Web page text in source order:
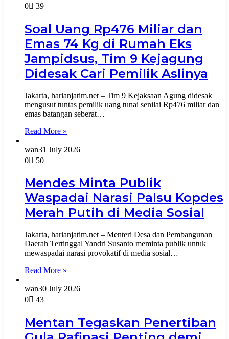
0
39
Soal Uang Rp476 Miliar dan
Emas 74 Kg di Rumah Eks
Jampidsus, Tim 9 Kejagung
Didesak Cari Pemilik Aslinya
Jakarta, harianjatim.net – Tim 9 Kejaksaan Agung didesak
mengusut tuntas pemilik uang tunai senilai Rp476 miliar dan
emas batangan seberat…
Read More »
wan31 July 2026
0
50
Mendes Minta Publik
Waspadai Narasi Palsu Kopdes
Merah Putih di Media Sosial
Jakarta, harianjatim.net – Menteri Desa dan Pembangunan
Daerah Tertinggal Yandri Susanto meminta publik untuk
mewaspadai narasi provokatif di media sosial…
Read More »
wan30 July 2026
0
43
Mentan Tegaskan Penertiban